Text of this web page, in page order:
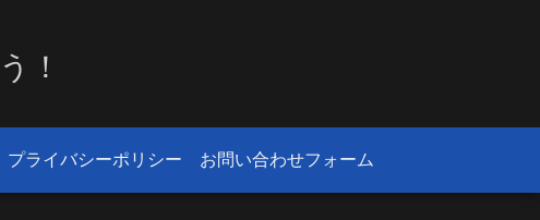
！
プライバシーポリシー お問い合わせフォーム